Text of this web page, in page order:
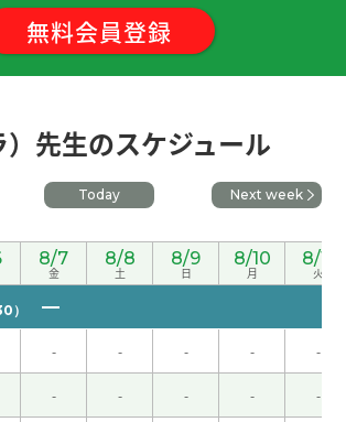
次见。( 女性 )
们去了咖喱店吃饭。非常好吃。那
如果我中文说得更好，我就能跟很
。会说中文和英语对工作很有帮
的生活，我得提高外语能力。今后
学习中文和英语。下次见！( 50代 女
。下次见！( 女性 )
一起学习非常开心!我练习读汉语。
無料会員登録
先生のスケジュール
Today Next week
8/7
金
8/8
土
8/9
日
8/10
月
8/11
火
）
- - - - -
- - - - -